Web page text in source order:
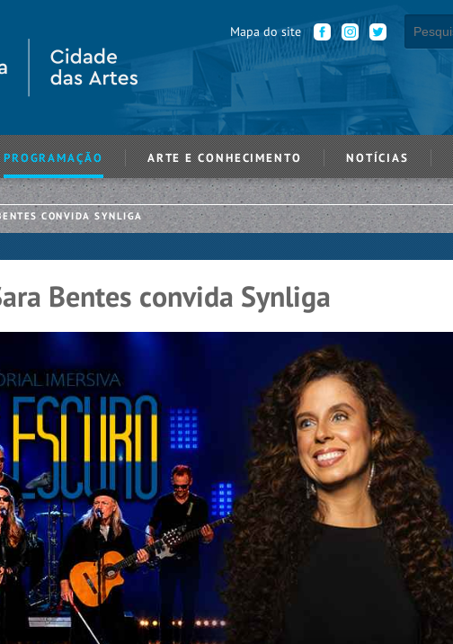
Mapa do site
PROGRAMAÇÃO ARTE E CONHECIMENTO NOTÍCIAS
CONVIDA SYNLIGA
Bentes convida Synliga